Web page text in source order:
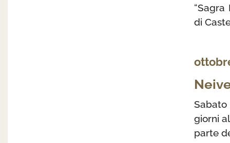
di
Sabato
giorni
parte